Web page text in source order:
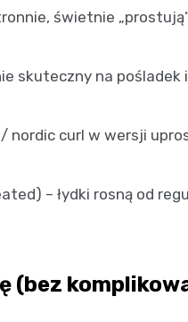
świetnie
skuteczny na pośladek
nordic curl w wersji
– łydki rosną od
(bez